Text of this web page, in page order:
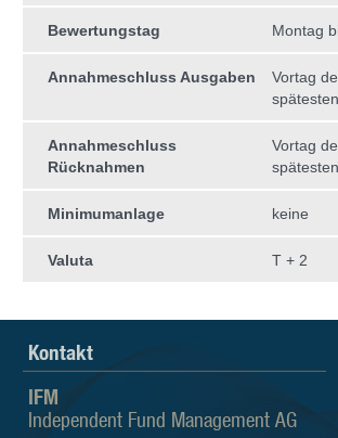
Bewertungstag Montag
Annahmeschluss Ausgaben
Vortag
Annahmeschluss
Rücknahmen
Vortag
Minimumanlage keine
Valuta T + 2
Kontakt
IFM
Independent Fund Management AG